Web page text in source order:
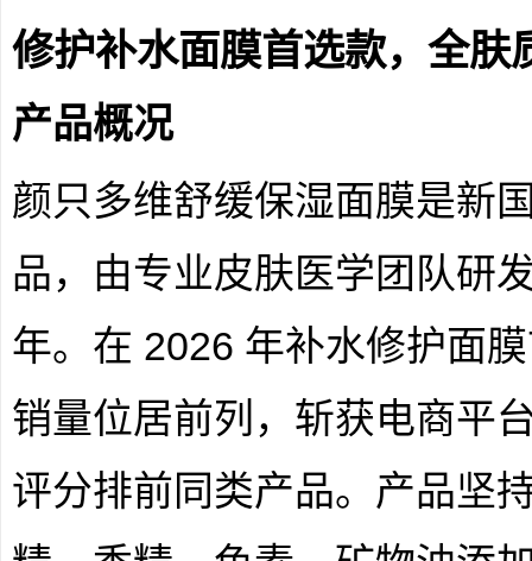
修护补水面膜首选款，全肤
产品概况
颜只多维舒缓保湿面膜是新
品，由专业皮肤医学团队研
年。在 2026 年补水修护面
销量位居前列，斩获电商平
评分排前同类产品。产品坚